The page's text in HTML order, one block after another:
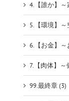
4.【誰か】～
5.【環境】
6.【お金】
7.【肉体】～
99.最終章 (3)